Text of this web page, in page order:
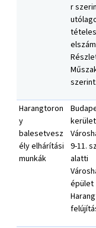
r
tételes
szerint.
Harangtoron
y
balesetvesz
ély elhárítási
munkák
9-11.
alatti
épület